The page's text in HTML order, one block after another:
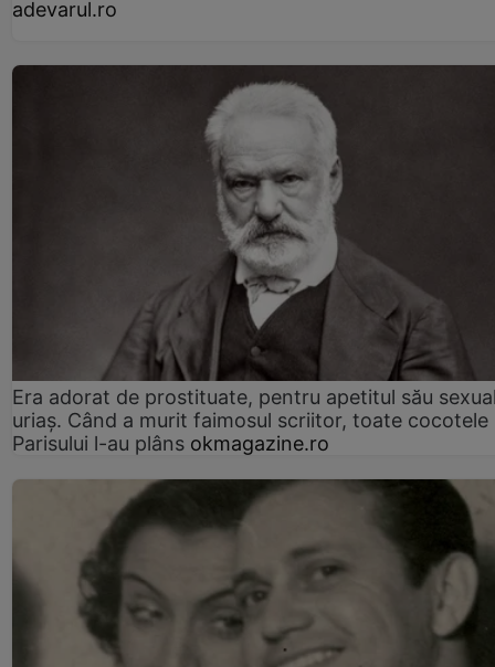
adevarul.ro
Era adorat de prostituate, pentru apetitul său
uriaș. Când a murit faimosul scriitor, toate cocotele
Parisului l-au plâns okmagazine.ro